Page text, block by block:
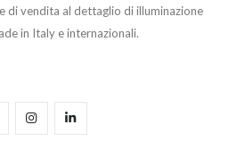
di vendita al dettaglio di illuminazione
in Italy e internazionali.